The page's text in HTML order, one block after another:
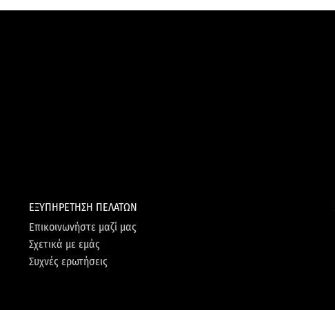
ΕΞΥΠΗΡΕΤΗΣΗ ΠΕΛΑΤΩΝ
Επικοινωνήστε μαζί μας
Σχετικά με εμάς
Συχνές ερωτήσεις